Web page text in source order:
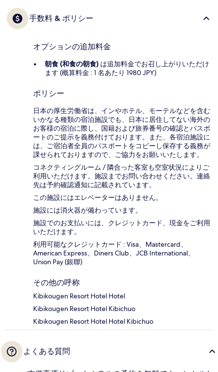
手数料 & ポリシー
オプションの追加料金
朝食 (和食の朝食) は追加料金でお召し上がりいただけ
ます (概算料金 : 1 名あたり 1980 JPY)
ポリシー
日本の厚生労働省は、インやホテル、モーテルなどを含む
いかなる種類の宿泊施設でも、日本に​居住してない海外の
お客様の宿泊に際し、国籍および旅券番号の確認とパスポ
ートのご提示を義務付け​ております。また、各宿泊施設に
は、ご宿泊者全員のパスポートをコピーし保存する義務が
課せられておりますの​で、ご協力をお願いいたします。
コネクティングルーム / 隣合った客室も空室状況によりご
利用いただけます。施設までお問い合わせください。連絡
先は予約確認通知に記載されています。
この施設にはエレベーターはありません。
施設には消火器が備わっています。
施設でのお支払いには、クレジットカード、現金をご利用
いただけます。
利用可能なクレジットカード : Visa、Mastercard、
American Express、Diners Club、JCB International、
Union Pay (銀聯)
その他の呼称
Kibikougen Resort Hotel Hotel
Kibikougen Resort Hotel Kibichuo
Kibikougen Resort Hotel Hotel Kibichuo
よくある質問